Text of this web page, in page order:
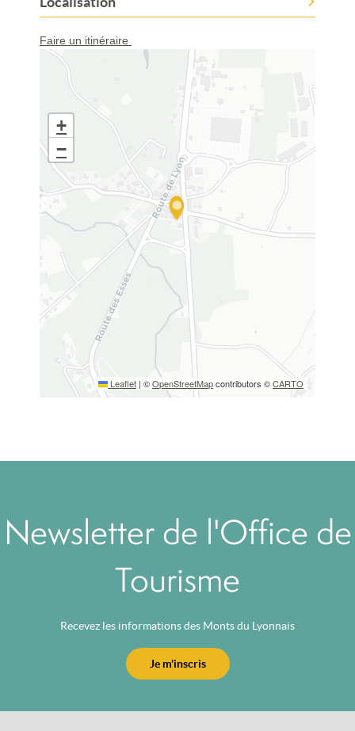
Faire un itinéraire
+
−
Leaflet | ©OpenStreetMapcontributors ©CARTO
Newsletter de l'Office de
Tourisme
Recevez les informations des Monts du Lyonnais
Je m'inscris